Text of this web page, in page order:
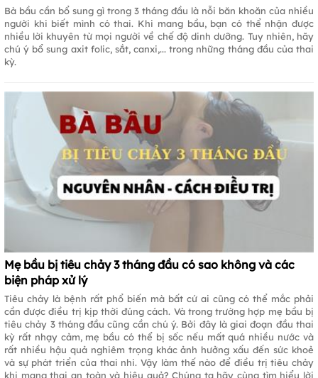
Bà bầu cần bổ sung gì trong 3 tháng đầu là nỗi băn khoăn của nhiều
người khi biết mình có thai. Khi mang bầu, bạn có thể nhận được
nhiều lời khuyên từ mọi người về chế độ dinh dưỡng. Tuy nhiên, hãy
chú ý bổ sung axit folic, sắt, canxi,... trong những tháng đầu của thai
kỳ.
Mẹ bầu bị tiêu chảy 3 tháng đầu có sao không và các
biện pháp xử lý
Tiêu chảy là bệnh rất phổ biến mà bất cứ ai cũng có thể mắc phải
cần được điều trị kịp thời đúng cách. Và trong trường hợp mẹ bầu bị
tiêu chảy 3 tháng đầu cũng cần chú ý. Bởi đây là giai đoạn đầu thai
kỳ rất nhạy cảm, mẹ bầu có thể bị sốc nếu mất quá nhiều nước và
rất nhiều hậu quả nghiêm trọng khác ảnh hưởng xấu đến sức khoẻ
và sự phát triển của thai nhi. Vậy làm thế nào để điều trị tiêu chảy
khi mang thai an toàn và hiệu quả? Chúng ta hãy cùng tìm hiểu lời